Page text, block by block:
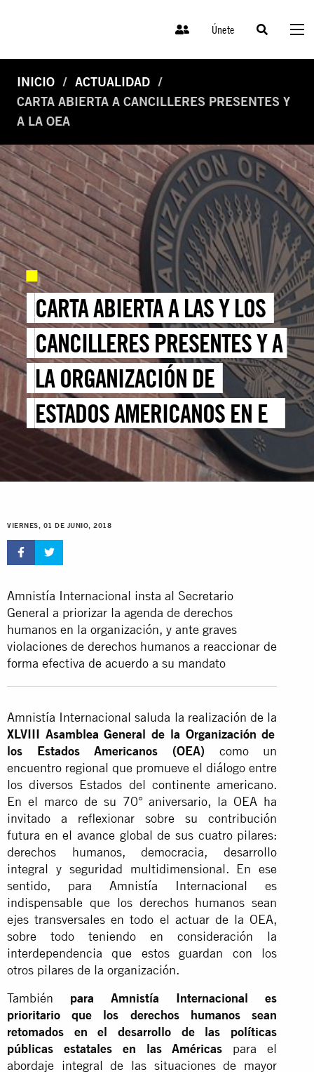
Únete
INICIO
ACTUALIDAD
CARTA ABIERTA A CANCILLERES PRESENTES Y
A LA OEA
CARTA ABIERTA A LAS Y LOS
CANCILLERES PRESENTES Y A
LA ORGANIZACIÓN DE
ESTADOS AMERICANOS EN EL
MARCO DE LA XLVIII
ASAMBLEA GENERAL
VIERNES, 01 DE JUNIO, 2018
Amnistía Internacional insta al Secretario
General a priorizar la agenda de derechos
humanos en la organización, y ante graves
violaciones de derechos humanos a reaccionar de
forma efectiva de acuerdo a su mandato
Amnistía Internacional saluda la realización de la
XLVIII Asamblea General de la Organización de
los Estados Americanos (OEA) como un
encuentro regional que promueve el diálogo entre
los diversos Estados del continente americano.
En el marco de su 70° aniversario, la OEA ha
invitado a reflexionar sobre su contribución
futura en el avance global de sus cuatro pilares:
derechos humanos, democracia, desarrollo
integral y seguridad multidimensional. En ese
sentido, para Amnistía Internacional es
indispensable que los derechos humanos sean
ejes transversales en todo el actuar de la OEA,
sobre todo teniendo en consideración la
interdependencia que estos guardan con los
otros pilares de la organización.
También para Amnistía Internacional es
prioritario que los derechos humanos sean
retomados en el desarrollo de las políticas
públicas estatales en las Américas para el
abordaje integral de las situaciones de mayor